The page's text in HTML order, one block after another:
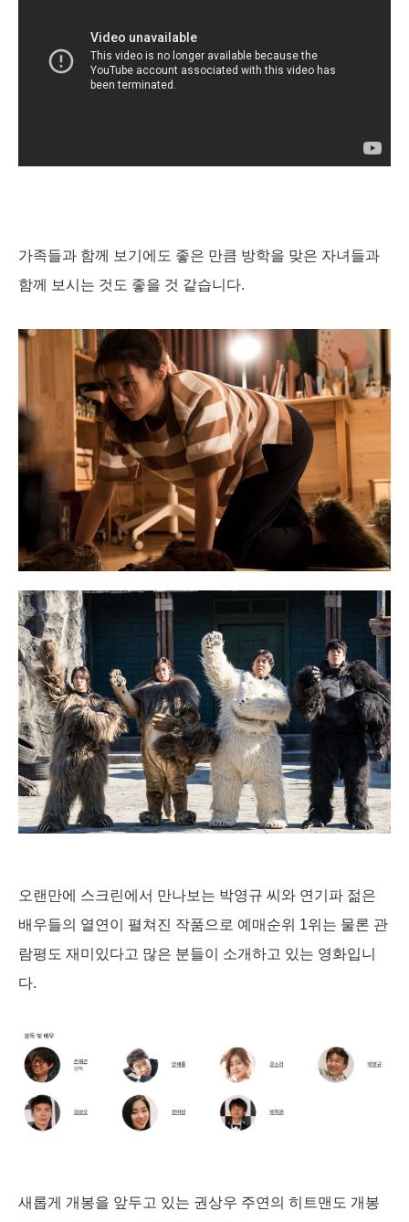
가족들과 함께 보기에도 좋은 만큼 방학을 맞은 자녀들과
함께 보시는 것도 좋을 것 같습니다.
오랜만에 스크린에서 만나보는 박영규 씨와 연기파 젊은
배우들의 열연이 펼쳐진 작품으로 예매순위 1위는 물론 관
람평도 재미있다고 많은 분들이 소개하고 있는 영화입니
다.
새롭게 개봉을 앞두고 있는 권상우 주연의 히트맨도 개봉